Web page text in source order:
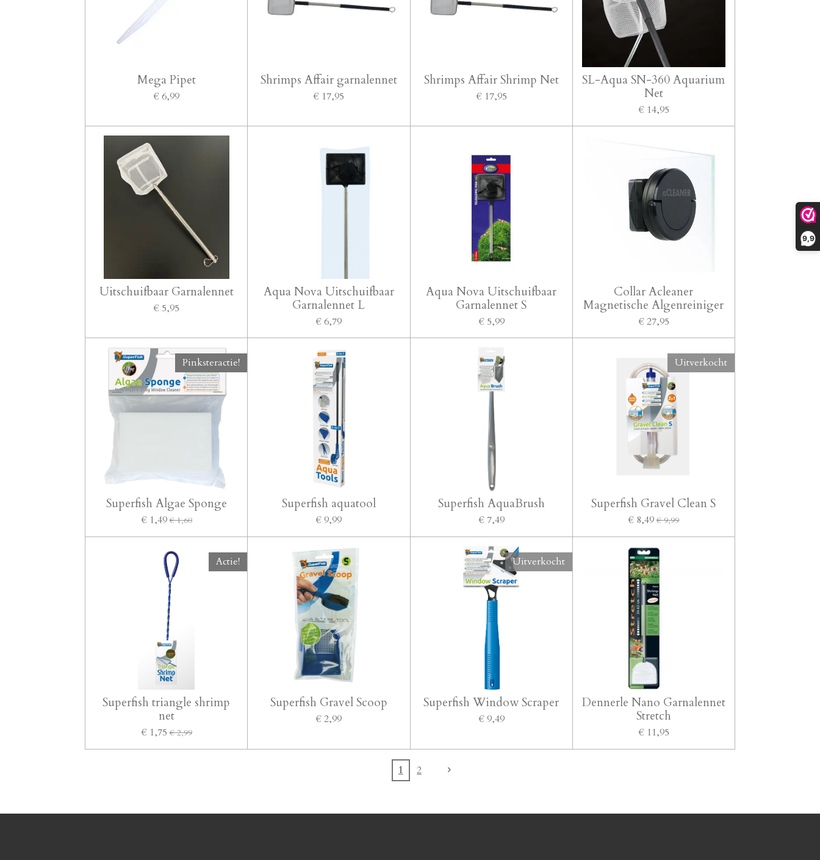
9,9
Mega Pipet
€ 6,99
Shrimps Affair garnalennet
€ 17,95
Shrimps Affair Shrimp Net
€ 17,95
SL-Aqua SN-360 Aquarium
Net
€ 14,95
Uitschuifbaar Garnalennet
€ 5,95
Aqua Nova Uitschuifbaar
Garnalennet L
€ 6,79
Aqua Nova Uitschuifbaar
Garnalennet S
€ 5,99
Collar Acleaner
Magnetische Algenreiniger
€ 27,95
Pinksteractie!
Superfish Algae Sponge
€ 1,49 € 1,60
Superfish aquatool
€ 9,99
Superfish AquaBrush
€ 7,49
Uitverkocht
Superfish Gravel Clean S
€ 8,49 € 9,99
Actie!
Superfish triangle shrimp
net
€ 1,75 € 2,99
Superfish Gravel Scoop
€ 2,99
Uitverkocht
Superfish Window Scraper
€ 9,49
Dennerle Nano Garnalennet
Stretch
€ 11,95
1 2